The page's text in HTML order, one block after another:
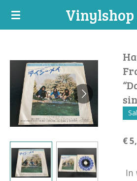
Ga
hoofdinhoud
Vinylshop
€
In